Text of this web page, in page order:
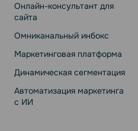
Онлайн-консультант для
сайта
Омниканальный инбокс
Маркетинговая платформа
Динамическая сегментация
Автоматизация маркетинга
с ИИ